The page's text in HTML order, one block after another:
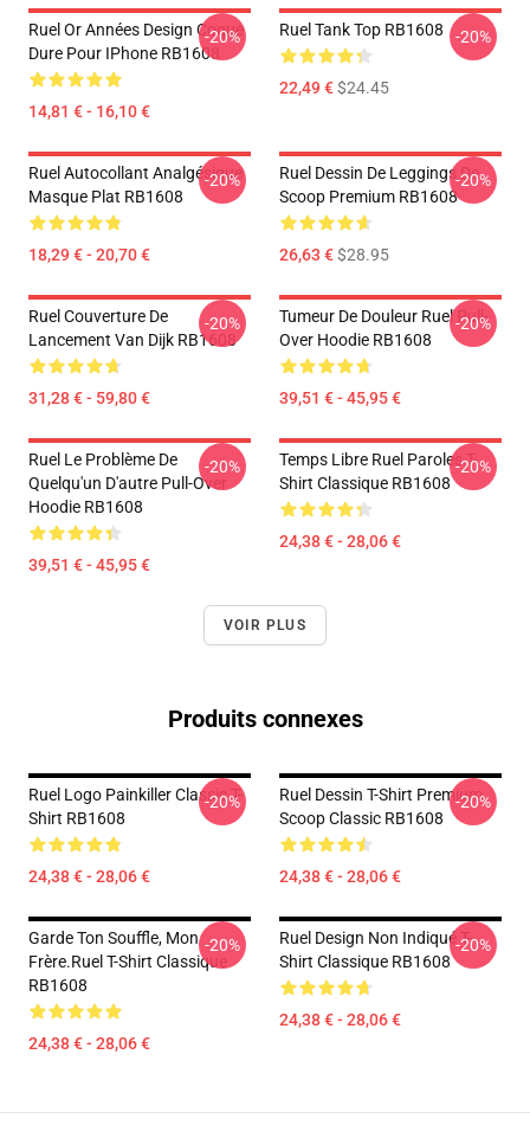
Ruel Or Années Design Coque
Dure Pour IPhone RB1608
14,81 € - 16,10 €
-20% Ruel Tank Top RB1608
22,49 €$24.45
-20%
Ruel Autocollant Analgésique
Masque Plat RB1608
18,29 € - 20,70 €
-20%
Ruel Dessin De Leggings De
Scoop Premium RB1608
26,63 €$28.95
-20%
Ruel Couverture De
Lancement Van Dijk RB1608
31,28 € - 59,80 €
-20%
Tumeur De Douleur Ruel Pull-
Over Hoodie RB1608
39,51 € - 45,95 €
-20%
Ruel Le Problème De
Quelqu'un D'autre Pull-Over
Hoodie RB1608
39,51 € - 45,95 €
-20%
Temps Libre Ruel Paroles T-
Shirt Classique RB1608
24,38 € - 28,06 €
-20%
VOIR PLUS
Produits connexes
Ruel Logo Painkiller Classic T-
Shirt RB1608
24,38 € - 28,06 €
-20%
Ruel Dessin T-Shirt Premium
Scoop Classic RB1608
24,38 € - 28,06 €
-20%
Garde Ton Souffle, Mon
Frère.ruel T-Shirt Classique
RB1608
24,38 € - 28,06 €
-20%
Ruel Design Non Indiqué T-
Shirt Classique RB1608
24,38 € - 28,06 €
-20%